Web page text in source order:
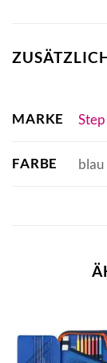
MARKE
FARBE blau